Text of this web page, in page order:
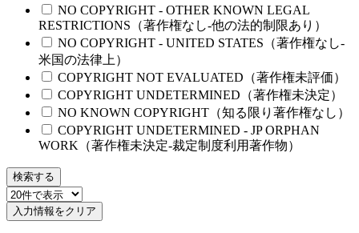
NO COPYRIGHT - OTHER KNOWN LEGAL
RESTRICTIONS（著作権なし-他の法的制限あり）
NO COPYRIGHT - UNITED STATES（著作権なし-
米国の法律上）
COPYRIGHT NOT EVALUATED（著作権未評価）
COPYRIGHT UNDETERMINED（著作権未決定）
NO KNOWN COPYRIGHT（知る限り著作権なし）
COPYRIGHT UNDETERMINED - JP ORPHAN
WORK（著作権未決定-裁定制度利用著作物）
検索する
入力情報をクリア